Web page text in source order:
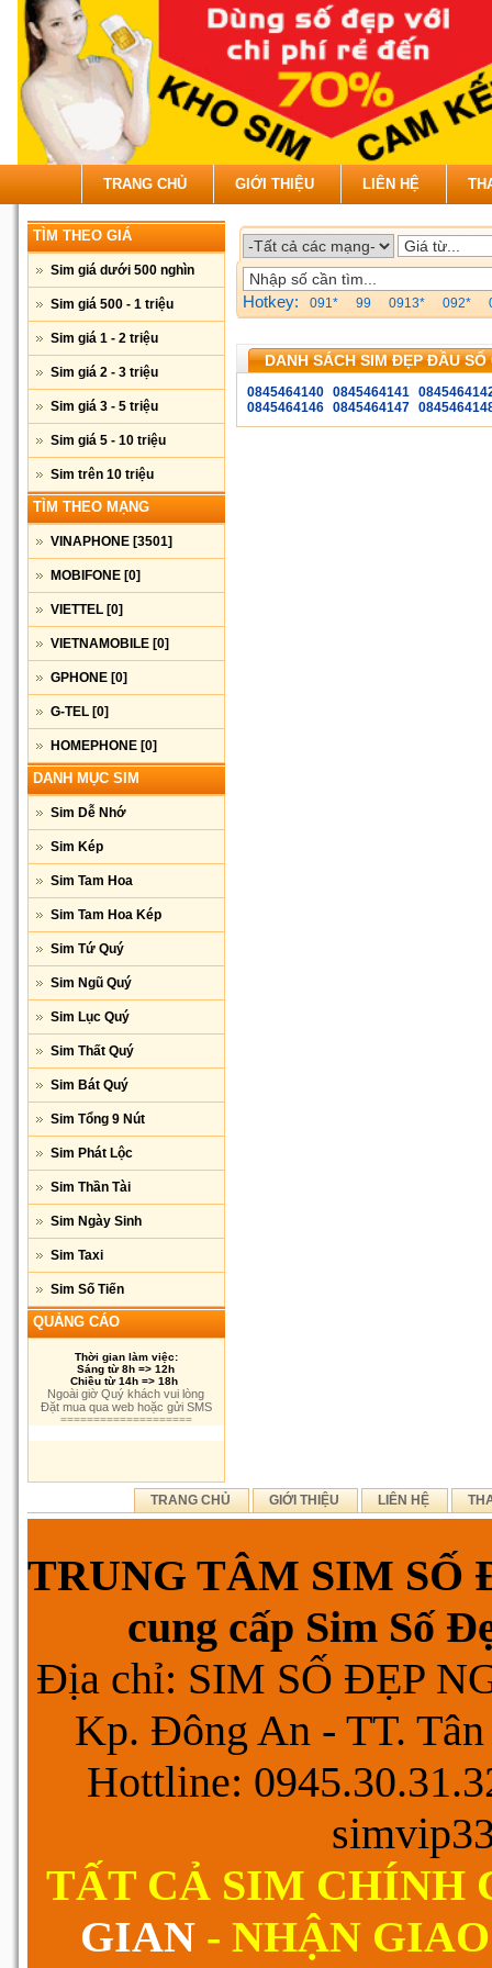
TRANG CHỦ GIỚI THIỆU LIÊN HỆ
TÌM THEO GIÁ
Sim giá dưới 500 nghìn
Sim giá 500 - 1 triệu
Sim giá 1 - 2 triệu
Sim giá 2 - 3 triệu
Sim giá 3 - 5 triệu
Sim giá 5 - 10 triệu
Sim trên 10 triệu
TÌM THEO MẠNG
VINAPHONE [3501]
MOBIFONE [0]
VIETTEL [0]
VIETNAMOBILE [0]
GPHONE [0]
G-TEL [0]
HOMEPHONE [0]
DANH MỤC SIM
Sim Dễ Nhớ
Sim Kép
Sim Tam Hoa
Sim Tam Hoa Kép
Sim Tứ Quý
Sim Ngũ Quý
Sim Lục Quý
Sim Thất Quý
Sim Bát Quý
Sim Tổng 9 Nút
Sim Phát Lộc
Sim Thần Tài
Sim Ngày Sinh
Sim Taxi
Sim Số Tiến
QUẢNG CÁO
Thời gian làm việc:
Sáng từ 8h => 12h
Chiều từ 14h => 18h
Ngoài giờ Quý khách vui lòng
Đặt mua qua web hoặc gửi SMS
====================
Hotkey: 091* 99 0913* 092*
DANH SÁCH SIM ĐẸP ĐẦU SỐ
0845464140 0845464141
0845464146 0845464147
TRANG CHỦ GIỚI THIỆU LIÊN HỆ
TRUNG TÂM SIM SỐ
cung cấp Sim Số
Địa chỉ: SIM SỐ ĐẸP
Kp. Đông An - TT.
Hottline:
TẤT CẢ SIM CHÍNH
GIAN - NHẬN